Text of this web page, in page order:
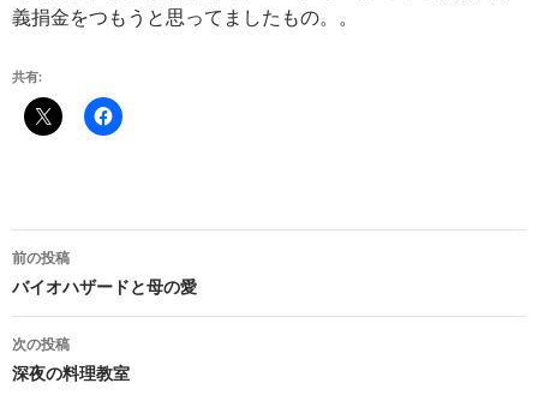
義捐金をつもうと思ってましたもの。。
共有:
投
稿
ナ
ビ
前の投稿
バイオハザードと母の愛
次の投稿
深夜の料理教室